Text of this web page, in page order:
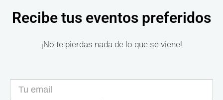
Recibe tus eventos preferidos
¡No te pierdas nada de lo que se viene!